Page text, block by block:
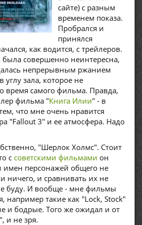
сайте) с разным
временем показа.
Пробрался и
принялся
как водится, с трейлеров.
была совершенно неинтересна,
непрерывным ржанием
углу зала, которое не
время самого фильма. Правда,
фильма "Книга Илии" - в
что мне очень нравится
"Fallout 3" и ее атмосфера. Надо
"Шерлок Холмс". Стоит
с советскими фильмами он
имен персонажей общего не
ничего, и сравнивать их не
буду. И вообще - мне фильмы
например такие как "Lock, Stock"
и бодрые. Того же ожидал и от
и не зря.